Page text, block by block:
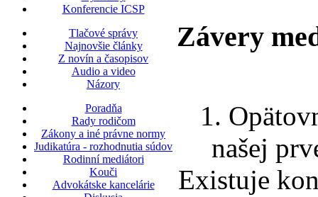
Konferencie ICSP
Tlačové správy
Najnovšie články
Z novín a časopisov
Audio a video
Názory
Poradňa
Rady rodičom
Zákony a iné právne normy
Judikatúra - rozhodnutia súdov
Rodinní mediátori
Kouči
Advokátske kancelárie
Závery
1.
našej
Existuje